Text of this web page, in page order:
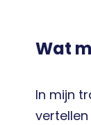
Wat
In mijn